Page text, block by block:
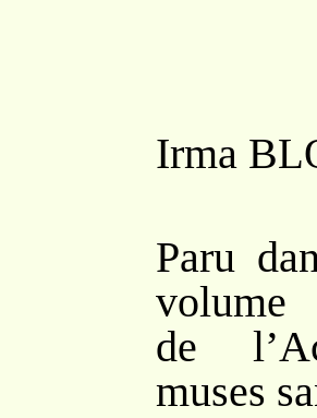
Irma B
Paru
volume
de
muses